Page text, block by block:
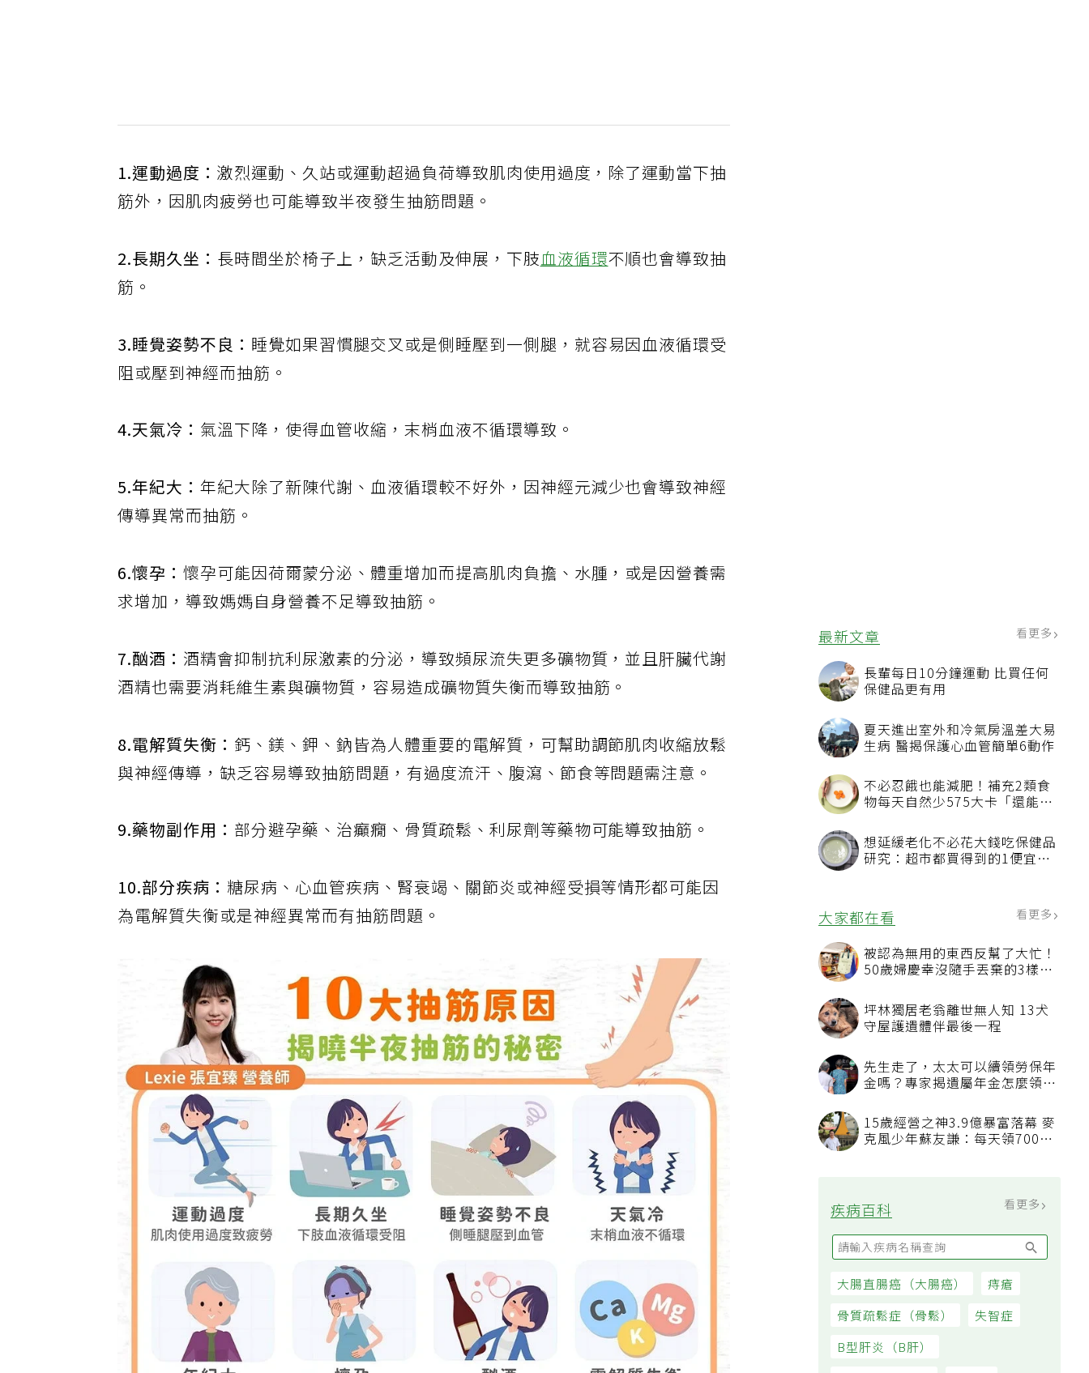
最新文章 看更多
長輩每日10分鐘運動 比買任何
保健品更有用
夏天進出室外和冷氣房溫差大易
生病 醫揭保護心血管簡單6動作
不必忍餓也能減肥！補充2類食
物每天自然少575大卡「還能吃
想延緩老化不必花大錢吃保健品
研究：超市都買得到的1便宜食
大家都在看
被認為無用的東西反幫了大忙！
50歲婦慶幸沒隨手丟棄的3樣物
坪林獨居老翁離世無人知 13犬
守屋護遺體伴最後一程
先生走了，太太可以續領勞保年
看順位還要看資格
15歲經營之神3.9億暴富落幕 麥
疾病百科
1.運動過度：激烈運動、久站或運動超過負荷導致肌肉使用過度，除了運動當下抽
筋外，因肌肉疲勞也可能導致半夜發生抽筋問題。
2.長期久坐： 長時間坐於椅子上，缺乏活動及伸展，下肢血液循環不順也會導致抽
筋。
3.睡覺姿勢不良：睡覺如果習慣腿交叉或是側睡壓到一側腿，就容易因血液循環受
阻或壓到神經而抽筋。
4.天氣冷： 氣溫下降，使得血管收縮，末梢血液不循環導致。
5.年紀大：年紀大除了新陳代謝、血液循環較不好外，因神經元減少也會導致神經
傳導異常而抽筋。
6.懷孕： 懷孕可能因荷爾蒙分泌、體重增加而提高肌肉負擔、水腫，或是因營養需
求增加，導致媽媽自身營養不足導致抽筋。
7.酗酒： 酒精會抑制抗利尿激素的分泌，導致頻尿流失更多礦物質，並且肝臟代謝
酒精也需要消耗維生素與礦物質，容易造成礦物質失衡而導致抽筋。
8.電解質失衡：鈣、鎂、鉀、鈉皆為人體重要的電解質，可幫助調節肌肉收縮放鬆
與神經傳導，缺乏容易導致抽筋問題，有過度流汗、腹瀉、節食等問題需注意。
9.藥物副作用： 部分避孕藥、治癲癇、骨質疏鬆、利尿劑等藥物可能導致抽筋。
10.部分疾病：糖尿病、心血管疾病、腎衰竭、關節炎或神經受損等情形都可能因
為電解質失衡或是神經異常而有抽筋問題。